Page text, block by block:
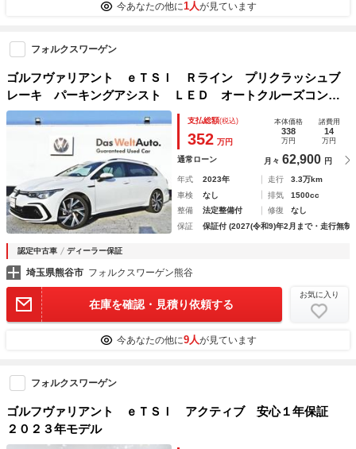
今あなたの他に1人が見ています
フォルクスワーゲン
ゴルフヴァリアント ｅＴＳＩ Ｒライン プリクラッシュブ
レーキ パーキングアシスト ＬＥＤ オートクルーズコント
ロール オートエアコン 横滑り防止装置 盗難防止システ
ム サイドエアバッグ ＵＳＢ スマートキー エアバッグ
支払総額(税込)
352 万円
本体価格
338
万円
諸費用
14
万円
通常ローン 月々 62,900 円
年式 2023年 走行
3.3万km
車検
なし 排気
1500cc
整備
法定整備付 修復
なし
保証
保証付 (2027(令和9)年2月まで・走行無制
認定中古車 ディーラー保証
埼玉県熊谷市 フォルクスワーゲン熊谷
在庫を確認・見積り依頼する
お気に入り
今あなたの他に9人が見ています
フォルクスワーゲン
ゴルフヴァリアント ｅＴＳＩ アクティブ 安心１年保証
２０２３年モデル